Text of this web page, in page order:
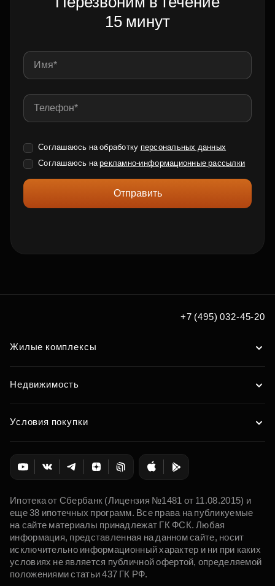
15 минут
Соглашаюсь на обработку персональных данных
Соглашаюсь нарекламно-информационные рассылки
Отправить
+7 (495) 032-45-20
Жилые комплексы
Недвижимость
Условия покупки
Ипотека от Сбербанк (Лицензия №1481 от 11.08.2015) и
еще 38 ипотечных программ. Все права на публикуемые
на сайте материалы принадлежат ГК ФСК. Любая
информация, представленная на данном сайте, носит
исключительно информационный характер и ни при каких
условиях не является публичной офертой, определяемой
положениями статьи 437 ГК РФ.